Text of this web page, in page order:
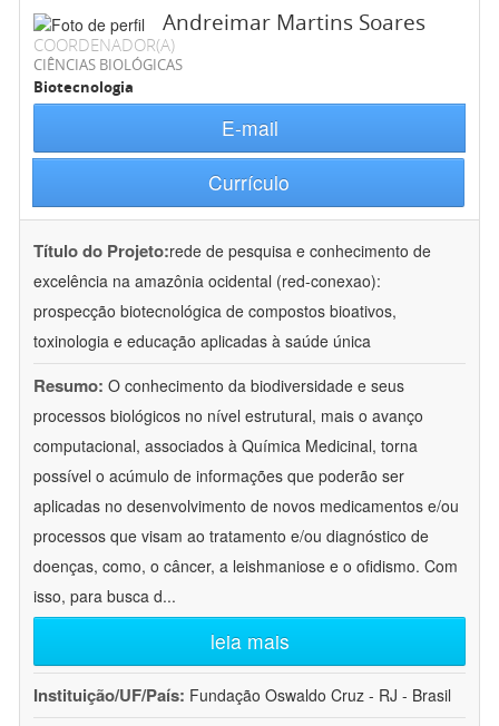
Andreimar Martins Soares
COORDENADOR(A)
CIÊNCIAS BIOLÓGICAS
Biotecnologia
E-mail
Currículo
Título do Projeto:rede de pesquisa e conhecimento de
excelência na amazônia ocidental (red-conexao):
prospecção biotecnológica de compostos bioativos,
toxinologia e educação aplicadas à saúde única
Resumo: O conhecimento da biodiversidade e seus
processos biológicos no nível estrutural, mais o avanço
computacional, associados à Química Medicinal, torna
possível o acúmulo de informações que poderão ser
aplicadas no desenvolvimento de novos medicamentos e/ou
processos que visam ao tratamento e/ou diagnóstico de
doenças, como, o câncer, a leishmaniose e o ofidismo. Com
isso, para busca d...
leia mais
Instituição/UF/País: Fundação Oswaldo Cruz - RJ - Brasil